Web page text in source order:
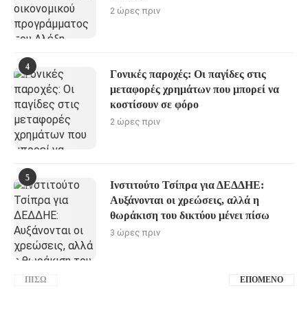
2 ώρες πριν
4
Γονικές παροχές: Οι παγίδες στις
μεταφορές χρημάτων που μπορεί να
κοστίσουν σε φόρο
2 ώρες πριν
5
Ινστιτούτο Τσίπρα για ΔΕΔΔΗΕ:
Αυξάνονται οι χρεώσεις, αλλά η
θωράκιση του δικτύου μένει πίσω
3 ώρες πριν
ΠΊΣΩ ΕΠΌΜΕΝΟ